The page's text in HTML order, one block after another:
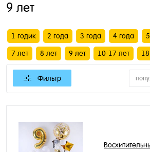
9 лет
1 годик 2 года 3 года 4 года
7 лет 8 лет 9 лет 10-17 лет
Фильтр